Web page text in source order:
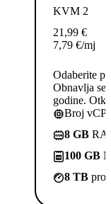
KVM 2
21,99 €
7,79 €/mj
Odaberite
Obnavlja se
godine.
Broj
8 GB
100 GB
8 TB